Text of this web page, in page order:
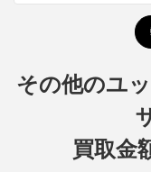
その他のユ
買取金